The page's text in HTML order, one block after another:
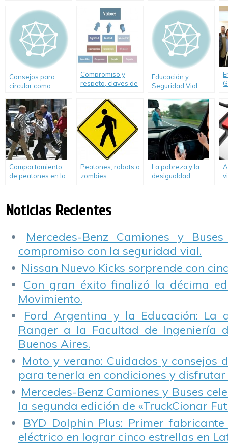
debe o cuando no
debe?
Consejos para
circular como
seguridad
Compromiso y
respeto, claves de
Seguridad Vial
Educación y
Seguridad Vial,
un eficaz ejercicio
de la conciencia
moral
Comportamiento
de peatones en la
2016 de OVILAM
Peatones, robots o
zombies
La pobreza y la
desigualdad
Noticias Recientes
Mercedes-Benz Camiones y
compromiso con la seguridad vial.
Nissan Nuevo Kicks sorprende con
Con gran éxito finalizó la décima
Movimiento.
Ford Argentina y la Educación: La
Ranger a la Facultad de Ingeniería
Buenos Aires.
Moto y verano: Cuidados y consejos
para tenerla en condiciones y disfrutar
Mercedes-Benz Camiones y Buses
la segunda edición de «TruckCionar
BYD Dolphin Plus: Primer
eléctrico en lograr cinco estrellas en